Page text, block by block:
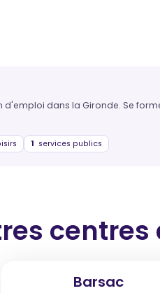
d'emploi dans la Gironde. Se
1 services publics
Barsac